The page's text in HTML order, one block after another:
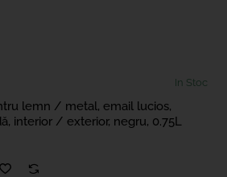
In Stoc
lemn / metal, email lucios,
interior / exterior, negru, 0.75L